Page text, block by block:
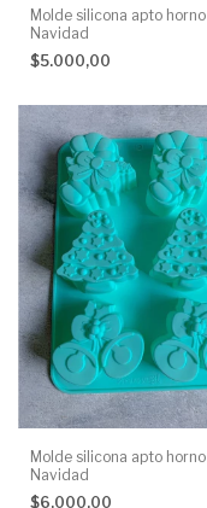
Molde silicona apto horno
Navidad
$5.000,00
Molde silicona apto horno
Navidad
$6.000,00